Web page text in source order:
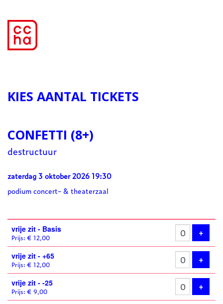
KIES AANTAL TICKETS
CONFETTI (8+)
destructuur
zaterdag 3 oktober 2026 19:30
podium concert- & theaterzaal
Aantal
vrije zit - Basis
Prijs: € 12,00 +Voeg
vrije zit - +65
Prijs: € 12,00 +Voeg
vrije zit - -25
Prijs: € 9,00 +Voeg